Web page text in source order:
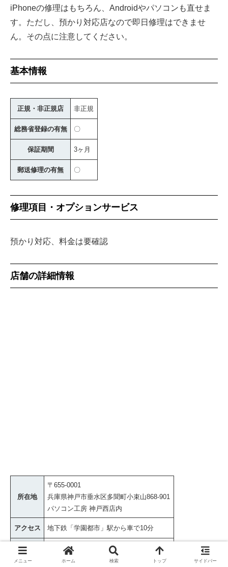
iPhoneの修理はもちろん、Androidやパソコンも直せま
す。ただし、預かり対応店なので即日修理はできませ
ん。その点に注意してください。
基本情報
正規・非正規店 非正規
総務省登録の有無 〇
保証期間 3ヶ月
郵送修理の有無 〇
修理項目・オプションサービス
預かり対応、料金は要確認
店舗の詳細情報
所在地
〒655-0001
兵庫県神戸市垂水区多聞町小束山868-901
パソコン工房 神戸西店内
アクセス 地下鉄「学園都市」駅から車で10分
営業時間 11:00～19:30
メニュー ホーム 検索 トップ サイドバー